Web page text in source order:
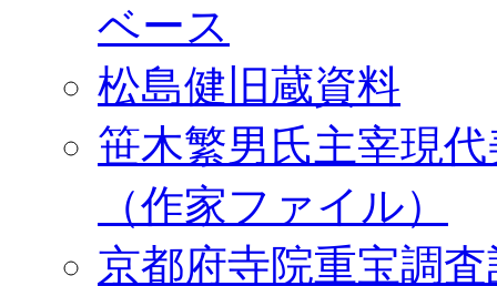
ベース
松島健旧蔵資料
笹木繁男氏主宰現
（作家ファイル）
京都府寺院重宝調